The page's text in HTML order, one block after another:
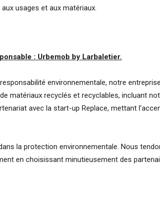
usages et aux matériaux.
: Urbemob by Larbaletier.
environnementale, notre
matériaux recyclés et recyclables, incluant
avec la start-up Replace, mettant
la protection environnementale. Nous
en choisissant minutieusement des